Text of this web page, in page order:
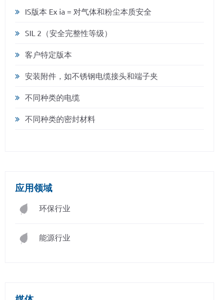
IS版本 Ex ia = 对气体和粉尘本质安全
SIL 2（安全完整性等级）
客户特定版本
安装附件，如不锈钢电缆接头和端子夹
不同种类的电缆
不同种类的密封材料
应用领域
环保行业
能源行业